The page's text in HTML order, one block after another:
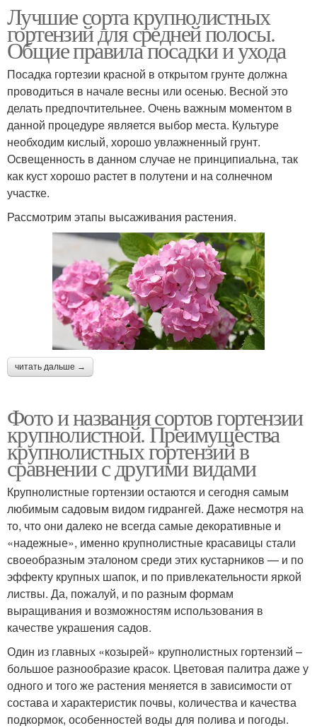
Лучшие сорта крупнолистных
гортензий для средней полосы.
Общие правила посадки и ухода
Посадка гортезии красной в открытом грунте должна
проводиться в начале весны или осенью. Весной это
делать предпочтительнее. Очень важным моментом в
данной процедуре является выбор места. Культуре
необходим кислый, хорошо увлажненный грунт.
Освещенность в данном случае не принципиальна, так
как куст хорошо растет в полутени и на солнечном
участке.
Рассмотрим этапы высаживания растения.
читать дальше →
Фото и названия сортов гортензии
крупнолистной. Преимущества
крупнолистных гортензий в
сравнении с другими видами
Крупнолистные гортензии остаются и сегодня самым
любимым садовым видом гидрангей. Даже несмотря на
то, что они далеко не всегда самые декоративные и
«надежные», именно крупнолистные красавицы стали
своеобразным эталоном среди этих кустарников — и по
эффекту крупных шапок, и по привлекательности яркой
листвы. Да, пожалуй, и по разным формам
выращивания и возможностям использования в
качестве украшения садов.
Один из главных «козырей» крупнолистных гортензий –
большое разнообразие красок. Цветовая палитра даже у
одного и того же растения меняется в зависимости от
состава и характеристик почвы, количества и качества
подкормок, особенностей воды для полива и погоды.